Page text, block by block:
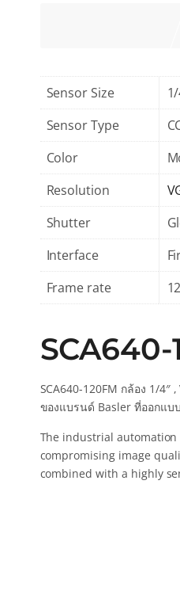
Sensor Size
Sensor Type
Color
Resolution
Shutter
Interface
Frame rate
SCA640-
SCA640-120FM กล้อง 1/
ของแบรนด์ Basler ที่ออกแบ
The industrial
compromising image
combined with a highly